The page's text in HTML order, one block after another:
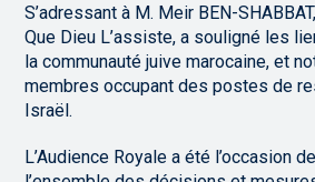
S’adressant à M. Meir BEN-
Que Dieu L’assiste, a souligné les
la communauté juive marocaine, et
membres occupant des postes de
Israël.
L’Audience Royale a été l’occasion